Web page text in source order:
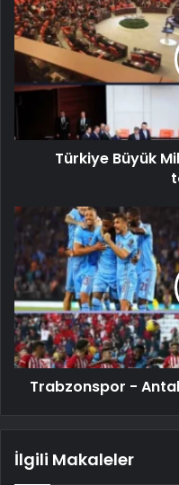
Türkiye Büyük
Trabzonspor -
İlgili Makaleler